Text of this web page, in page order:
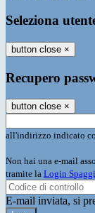
Seleziona
button close ×
Recupero
button close ×
all'indirizzo indicato
Non hai una e-mail
tramite la Login
E-mail inviata, si